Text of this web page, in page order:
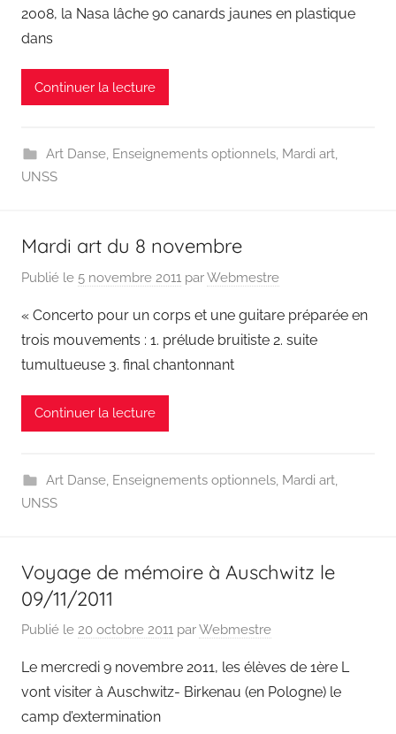
2008, la Nasa lâche 90 canards jaunes en plastique
dans
Continuer la lecture
Art Danse, Enseignements optionnels, Mardi art,
UNSS
Mardi art du 8 novembre
Publié le 5 novembre 2011 parWebmestre
« Concerto pour un corps et une guitare préparée en
trois mouvements : 1. prélude bruitiste 2. suite
tumultueuse 3. final chantonnant
Continuer la lecture
Art Danse, Enseignements optionnels, Mardi art,
UNSS
Voyage de mémoire à Auschwitz le
09/11/2011
Publié le 20 octobre 2011 parWebmestre
Le mercredi 9 novembre 2011, les élèves de 1ère L
vont visiter à Auschwitz- Birkenau (en Pologne) le
camp d’extermination